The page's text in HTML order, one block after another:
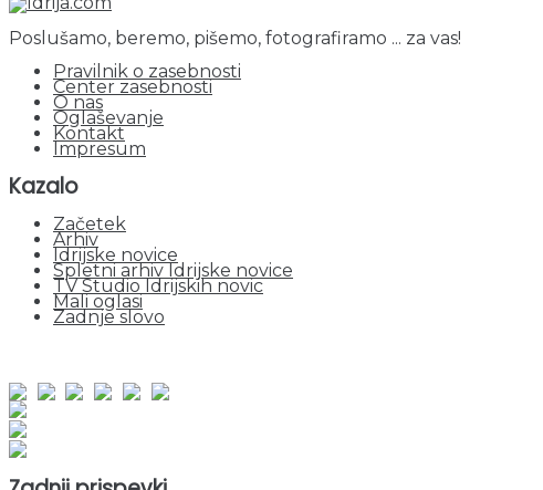
Poslušamo, beremo, pišemo, fotografiramo ... za vas!
Pravilnik o zasebnosti
Center zasebnosti
O nas
Oglaševanje
Kontakt
Impresum
Kazalo
Začetek
Arhiv
Idrijske novice
Spletni arhiv Idrijske novice
TV Studio Idrijskih novic
Mali oglasi
Zadnje slovo